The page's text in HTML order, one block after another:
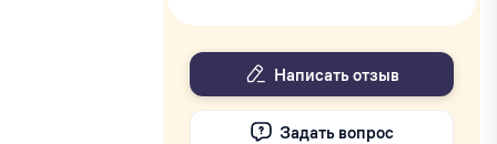
Написать отзыв
Задать вопрос